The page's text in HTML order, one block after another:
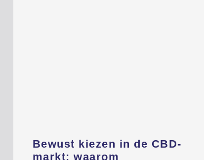
Bewust kiezen in de CBD-
markt: waarom